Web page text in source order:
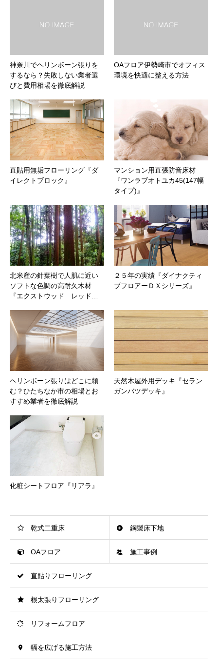
神奈川でヘリンボーン張りを
するなら？失敗しない業者選
びと費用相場を徹底解説
OAフロア伊勢崎市でオフィス
環境を快適に整える方法
直貼用無垢フローリング『ダ
イレクトブロック』
マンション用直張防音床材
『ワンラブオトユカ45(147幅
タイプ)』
北米産の針葉樹で人肌に近い
ソフトな色調の高耐久木材
『エクストウッド レッド…
２５年の実績『ダイナクティ
ブフロアーＤＸシリーズ』
ヘリンボーン張りはどこに頼
む？ひたちなか市の相場とお
すすめ業者を徹底解説
天然木屋外用デッキ『セラン
ガンバツデッキ』
化粧シートフロア『リアラ』
乾式二重床 鋼製床下地
OAフロア 施工事例
直貼りフローリング
根太張りフローリング
リフォームフロア
幅を広げる施工方法